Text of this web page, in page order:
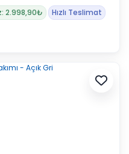
2.998,90₺ Hızlı Teslimat